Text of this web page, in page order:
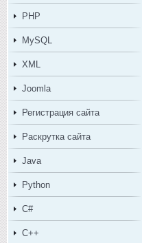
PHP
MySQL
XML
Joomla
Регистрация сайта
Раскрутка сайта
Java
Python
C#
C++